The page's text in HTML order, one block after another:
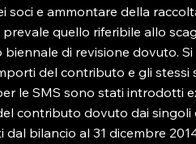
soci e ammontare della
quello riferibile allo
di revisione dovuto.
del contributo e gli
le SMS sono stati introdotti
contributo dovuto dai
dal bilancio al 31 dicembre